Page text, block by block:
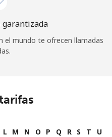
garantizada
el mundo te ofrecen llamadas
L M N O P Q R S T
U